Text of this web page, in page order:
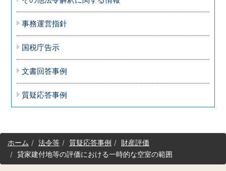
事務運営指針
国税庁告示
文書回答事例
質疑応答事例
サ
イホーム 法令等 質疑応答事例
財産評価
貸家建付地等の評価における一時的な空室の範囲